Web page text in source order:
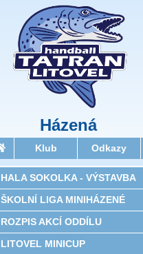
Házená
Klub Odkazy
HALA SOKOLKA - VÝSTAVBA
ŠKOLNÍ LIGA MINIHÁZENÉ
ROZPIS AKCÍ ODDÍLU
LITOVEL MINICUP